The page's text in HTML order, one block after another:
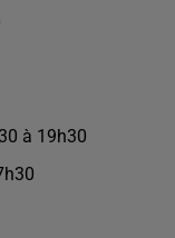
à 19h30